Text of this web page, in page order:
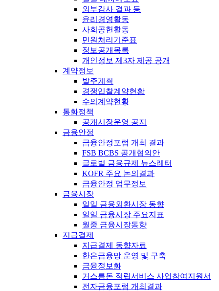
외부감사 결과 등
윤리경영활동
사회공헌활동
민원처리기준표
정보공개목록
개인정보 제3자 제공 공개
계약정보
발주계획
경쟁입찰계약현황
수의계약현황
통화정책
공개시장운영 공지
금융안정
금융안정포럼 개최 결과
FSB BCBS 공개협의안
글로벌 금융규제 뉴스레터
KOFR 주요 논의결과
금융안정 업무정보
금융시장
일일 금융외환시장 동향
일일 금융시장 주요지표
월중 금융시장동향
지급결제
지급결제 동향자료
한은금융망 운영 및 구축
금융정보화
거스름돈 적립서비스 사업참여지원서
전자금융포럼 개최결과